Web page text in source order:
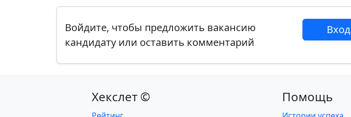
Войдите, чтобы предложить вакансию
кандидату или оставить комментарий
Вход
Хекслет © Помощь